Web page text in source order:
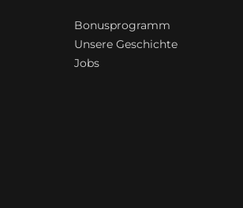
Bonusprogramm
Unsere Geschichte
Jobs